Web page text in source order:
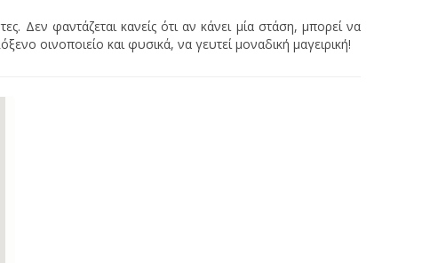
Δεν φαντάζεται κανείς ότι αν κάνει μία στάση, μπορεί να
οινοποιείο και φυσικά, να γευτεί μοναδική μαγειρική!